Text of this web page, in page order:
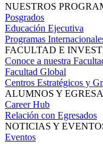
NUESTROS
Posgrados
Educación Ejecutiva
Programas
FACULTAD E
Conoce a nuestra
Facultad Global
Centros Estratégicos y
ALUMNOS Y
Career Hub
Relación con Egresados
NOTICIAS Y
Eventos